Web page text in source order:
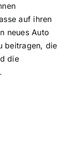
auf ihren
neues Auto
beitragen, die
die